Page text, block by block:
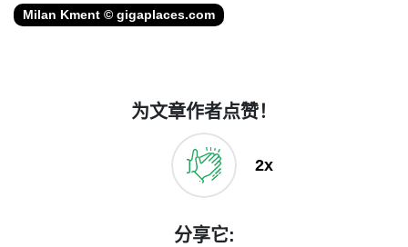
Milan Kment © gigaplaces.com
为文章作者点赞！
2x
分享它: